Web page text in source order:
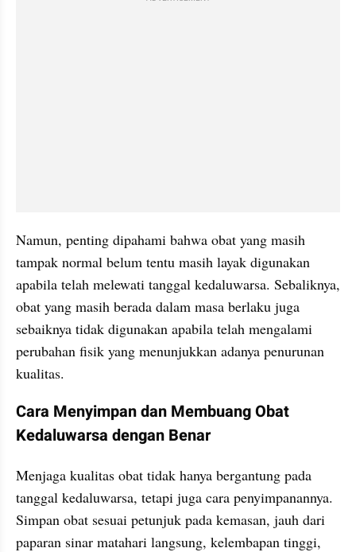
Namun, penting dipahami bahwa obat yang masih
tampak normal belum tentu masih layak digunakan
apabila telah melewati tanggal kedaluwarsa. Sebaliknya,
obat yang masih berada dalam masa berlaku juga
sebaiknya tidak digunakan apabila telah mengalami
perubahan fisik yang menunjukkan adanya penurunan
kualitas.
Cara Menyimpan dan Membuang Obat
Kedaluwarsa dengan Benar
Menjaga kualitas obat tidak hanya bergantung pada
tanggal kedaluwarsa, tetapi juga cara penyimpanannya.
Simpan obat sesuai petunjuk pada kemasan, jauh dari
paparan sinar matahari langsung, kelembapan tinggi,